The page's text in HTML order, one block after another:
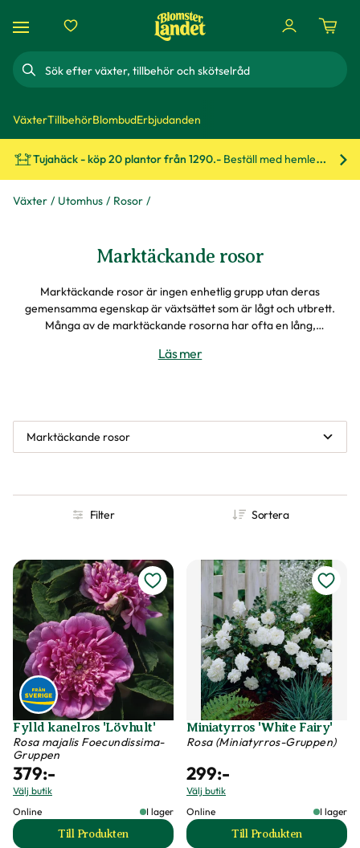
Sök
VäxterTillbehörBlombudErbjudanden
Tujahäck - köp 20 plantor från 1290.- Beställ med hemleverans!
Växter Utomhus Rosor
Marktäckande rosor
Marktäckande rosor är ingen enhetlig grupp utan deras
gemensamma egenskap är växtsättet som är lågt och utbrett.
Många av de marktäckande rosorna har ofta en lång,
Läs mer
Marktäckande rosor
Filter Sortera
Fylld kanelros 'Lövhult'
Rosa majalis Foecundissima-
Gruppen
379:-
Välj butik
Online
I lager
Till Produkten
till Fylld kanelros 'Lövhult' produktsida
Miniatyrros 'White Fairy'
Rosa (Miniatyrros-Gruppen)
299:-
Välj butik
Online
I lager
Till Produkten
till Miniatyrros